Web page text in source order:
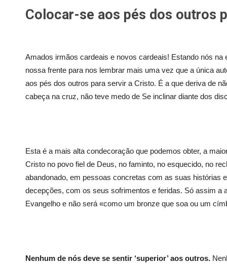
Colocar-se aos pés dos outros
Amados irmãos cardeais e novos cardeais! Estando nós
nossa frente para nos lembrar mais uma vez que a única
aos pés dos outros para servir a Cristo. É a que deriva de
cabeça na cruz, não teve medo de Se inclinar diante dos
Esta é a mais alta condecoração que podemos obter, a
Cristo no povo fiel de Deus, no faminto, no esquecido, no
abandonado, em pessoas concretas com as suas histórias
decepções, com os seus sofrimentos e feridas. Só assim a
Evangelho e não será «como um bronze que soa ou um
Nenhum de nós deve se sentir ‘superior’ aos outros.